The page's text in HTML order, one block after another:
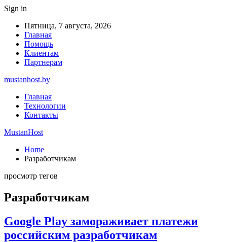
Sign in
Пятница, 7 августа, 2026
Главная
Помощь
Клиентам
Партнерам
mustanhost.by
Главная
Технологии
Контакты
MustanHost
Home
Разработчикам
просмотр тегов
Разработчикам
Google Play замораживает платежи
российским разработчикам